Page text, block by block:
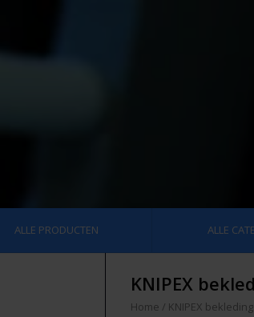
ALLE PRODUCTEN ALLE
KNIPEX
Home / KNIPEX